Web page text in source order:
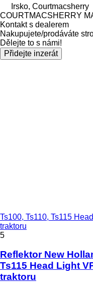
Irsko, Courtmacsherry
COURTMACSHERRY
Kontakt s dealerem
Nakupujete/prodáváte
Dělejte to s námi!
Přidejte inzerát
Ts100, Ts110, Ts115
traktoru
5
Reflektor New
Ts115 Head Light
traktoru